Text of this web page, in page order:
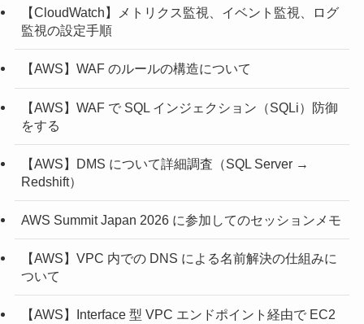
【CloudWatch】メトリクス監視、イベント監視、ログ
監視の設定手順
【AWS】WAF のルールの構造について
【AWS】WAF で SQL インジェクション（SQLi）防御
をする
【AWS】DMS について詳細調査（SQL Server →
Redshift）
AWS Summit Japan 2026 に参加してのセッションメモ
【AWS】VPC 内での DNS による名前解決の仕組みに
ついて
【AWS】Interface 型 VPC エンドポイント経由で EC2